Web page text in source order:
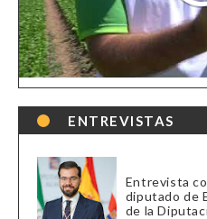
ENTREVISTAS
Entrevista
diputado de
de la